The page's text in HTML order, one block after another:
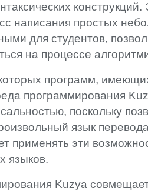
написания простых
для студентов,
на процессе
программ,
программирования
поскольку
язык
применять эти
языков.
Kuzya